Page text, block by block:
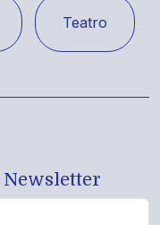
Teatro
Newsletter